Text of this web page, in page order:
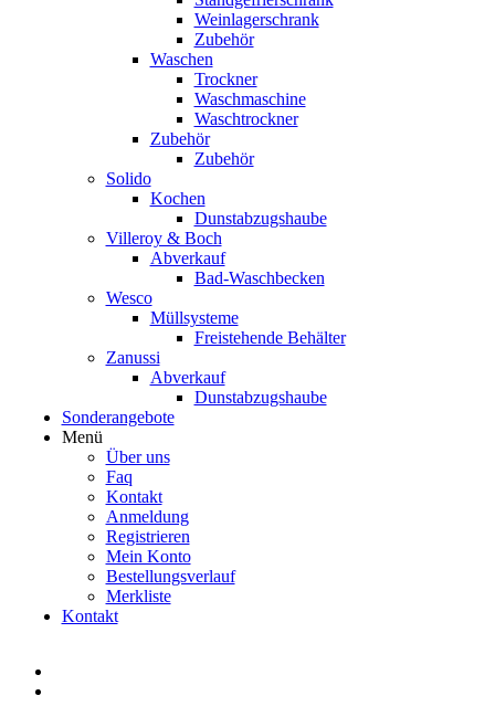
Weinlagerschrank
Zubehör
Waschen
Trockner
Waschmaschine
Waschtrockner
Zubehör
Zubehör
Solido
Kochen
Dunstabzugshaube
Villeroy & Boch
Abverkauf
Bad-Waschbecken
Wesco
Müllsysteme
Freistehende Behälter
Zanussi
Abverkauf
Dunstabzugshaube
Sonderangebote
Menü
Über uns
Faq
Kontakt
Anmeldung
Registrieren
Mein Konto
Bestellungsverlauf
Merkliste
Kontakt